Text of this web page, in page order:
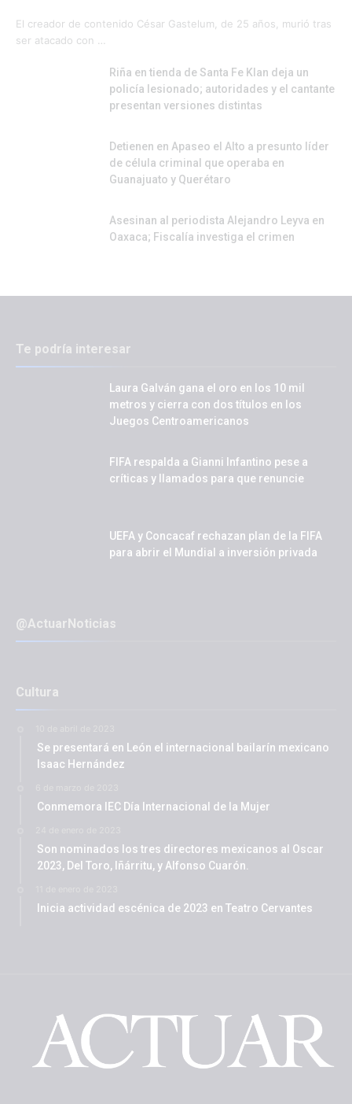
El creador de contenido César Gastelum, de 25 años, murió tras
ser atacado con …
Riña en tienda de Santa Fe Klan deja un
policía lesionado; autoridades y el cantante
presentan versiones distintas
Detienen en Apaseo el Alto a presunto líder
de célula criminal que operaba en
Guanajuato y Querétaro
Asesinan al periodista Alejandro Leyva en
Oaxaca; Fiscalía investiga el crimen
Te podría interesar
Laura Galván gana el oro en los 10 mil
metros y cierra con dos títulos en los
Juegos Centroamericanos
FIFA respalda a Gianni Infantino pese a
críticas y llamados para que renuncie
UEFA y Concacaf rechazan plan de la FIFA
para abrir el Mundial a inversión privada
@ActuarNoticias
Cultura
Se presentará en León el internacional bailarín mexicano
Isaac Hernández
Conmemora IEC Día Internacional de la Mujer
Son nominados los tres directores mexicanos al Oscar
2023, Del Toro, Iñárritu, y Alfonso Cuarón.
Inicia actividad escénica de 2023 en Teatro Cervantes